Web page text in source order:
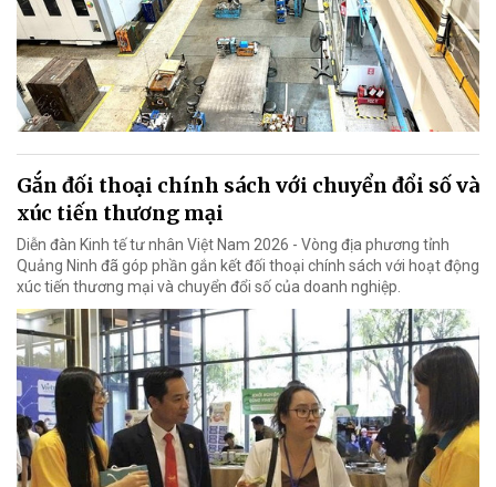
Gắn đối thoại chính sách với chuyển đổi số và
xúc tiến thương mại
Diễn đàn Kinh tế tư nhân Việt Nam 2026 - Vòng địa phương tỉnh
Quảng Ninh đã góp phần gắn kết đối thoại chính sách với hoạt động
xúc tiến thương mại và chuyển đổi số của doanh nghiệp.